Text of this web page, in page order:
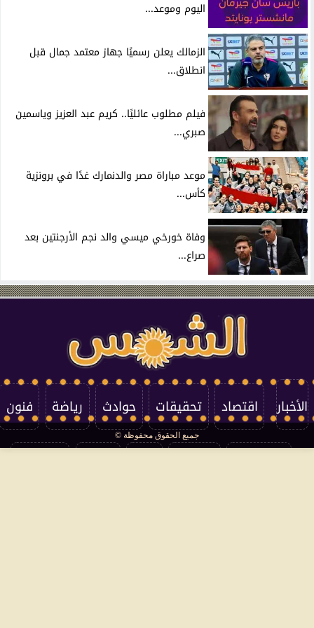
اليوم وموعد...
الزمالك يعلن رسميًا جهاز معتمد جمال قبل
انطلاق...
فيلم مطلوب عائليًا.. كريم عبد العزيز وياسمين
صبري...
موعد مباراة مصر والدنمارك غدًا في برونزية
كأس...
وفاة خورخي ميسي والد نجم الأرجنتين بعد
صراع...
الأخبار اقتصاد تحقيقات حوادث رياضة فنون
جميع الحقوق محفوظة ©